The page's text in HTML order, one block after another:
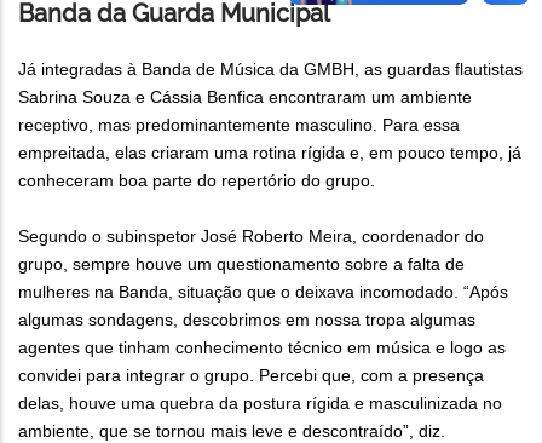
Banda da Guarda Municipal
Já integradas à Banda de Música da GMBH, as guardas flautistas
Sabrina Souza e Cássia Benfica encontraram um ambiente
receptivo, mas predominantemente masculino. Para essa
empreitada, elas criaram uma rotina rígida e, em pouco tempo, já
conheceram boa parte do repertório do grupo.
Segundo o subinspetor José Roberto Meira, coordenador do
grupo, sempre houve um questionamento sobre a falta de
mulheres na Banda, situação que o deixava incomodado. “Após
algumas sondagens, descobrimos em nossa tropa algumas
agentes que tinham conhecimento técnico em música e logo as
convidei para integrar o grupo. Percebi que, com a presença
delas, houve uma quebra da postura rígida e masculinizada no
ambiente, que se tornou mais leve e descontraído”, diz.